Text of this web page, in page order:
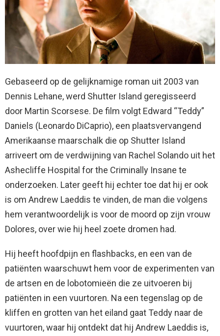
Gebaseerd op de gelijknamige roman uit 2003 van
Dennis Lehane, werd Shutter Island geregisseerd
door Martin Scorsese. De film volgt Edward “Teddy”
Daniels (Leonardo DiCaprio), een plaatsvervangend
Amerikaanse maarschalk die op Shutter Island
arriveert om de verdwijning van Rachel Solando uit het
Ashecliffe Hospital for the Criminally Insane te
onderzoeken. Later geeft hij echter toe dat hij er ook
is om Andrew Laeddis te vinden, de man die volgens
hem verantwoordelijk is voor de moord op zijn vrouw
Dolores, over wie hij heel zoete dromen had.
Hij heeft hoofdpijn en flashbacks, en een van de
patiënten waarschuwt hem voor de experimenten van
de artsen en de lobotomieën die ze uitvoeren bij
patiënten in een vuurtoren. Na een tegenslag op de
kliffen en grotten van het eiland gaat Teddy naar de
vuurtoren, waar hij ontdekt dat hij Andrew Laeddis is,